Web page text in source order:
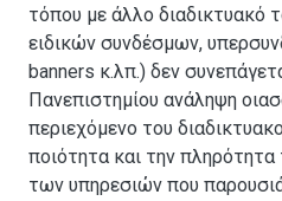
τόπου με άλλο
ειδικών συνδέσμων,
banners κ.λπ.) δεν
Πανεπιστημίου ανάληψη
περιεχόμενο του
ποιότητα και την
των υπηρεσιών που